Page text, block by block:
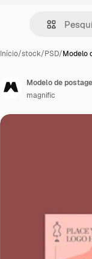
Início/stock/PSD/Modelo
Modelo de
magnific